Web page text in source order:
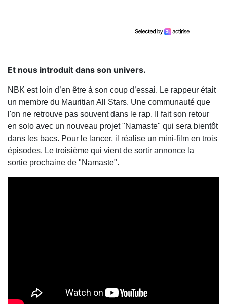
Et nous introduit dans son univers.
NBK est loin d’en être à son coup d’essai. Le rappeur était
un membre du Mauritian All Stars. Une communauté que
l'on ne retrouve pas souvent dans le rap. Il fait son retour
en solo avec un nouveau projet "Namaste" qui sera bientôt
dans les bacs. Pour le lancer, il réalise un mini-film en trois
épisodes. Le troisième qui vient de sortir annonce la
sortie prochaine de "Namaste".